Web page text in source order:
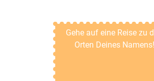
Gehe auf eine Reise zu
Orten Deines Namens!